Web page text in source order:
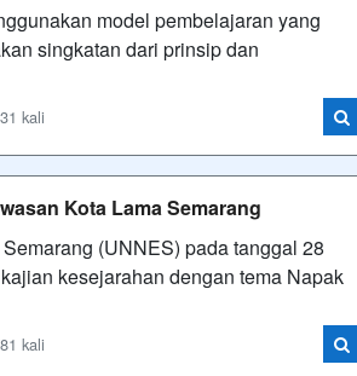
model pembelajaran yang
singkatan dari prinsip dan
kali
Kota Lama Semarang
(UNNES) pada tanggal 28
kesejarahan dengan tema Napak
kali